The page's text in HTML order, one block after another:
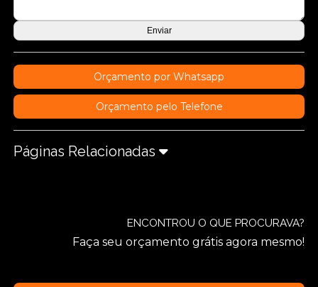
Orçamento por Whatsapp
Orçamento pelo Telefone
Páginas Relacionadas
ENCONTROU O QUE PROCURAVA?
Faça seu orçamento grátis agora mesmo!